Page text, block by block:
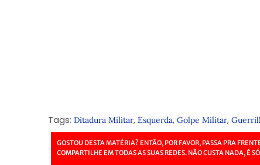
Tags: Ditadura Militar, Esquerda, Golpe Militar,
GOSTOU DESTA MATÉRIA? ENTÃO, POR FAVOR, PASSA PRA
COMPARTILHE EM TODAS AS SUAS REDES. NÃO CUSTA NADA, É